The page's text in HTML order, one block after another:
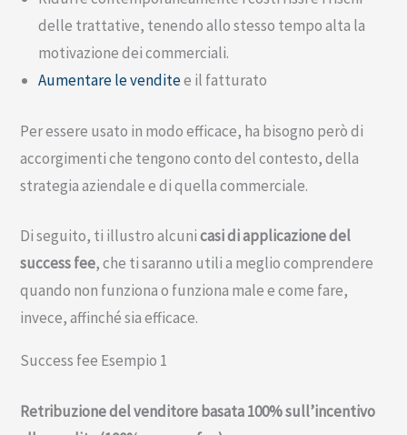
delle trattative, tenendo allo stesso tempo alta la
motivazione dei commerciali.
Aumentare le venditee il fatturato
Per essere usato in modo efficace, ha bisogno però di
accorgimenti che tengono conto del contesto, della
strategia aziendale e di quella commerciale.
Di seguito, ti illustro alcunicasi di applicazione del
success fee, che ti saranno utili a meglio comprendere
quando non funziona o funziona male e come fare,
invece, affinché sia efficace.
Success fee Esempio 1
Retribuzione del venditore basata 100% sull’incentivo